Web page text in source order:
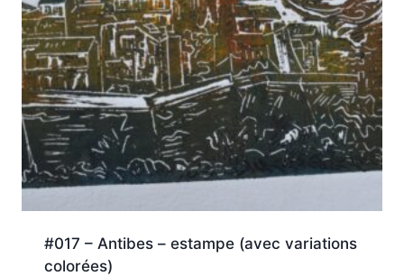
#017 – Antibes – estampe (avec variations
colorées)